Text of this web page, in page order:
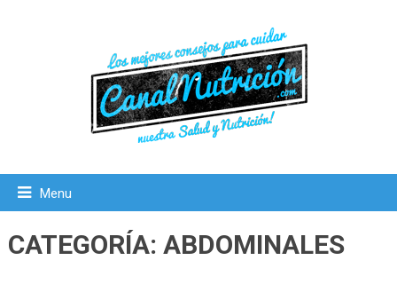
Menu
CATEGORÍA: ABDOMINALES